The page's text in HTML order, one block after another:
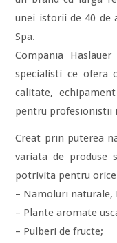
unei istorii de 40 de
Spa.
Compania
specialisti ce ofera
calitate,
pentru profesionistii
Creat prin puterea
variata de produse
potrivita pentru orice
– Namoluri naturale,
– Plante aromate
– Pulberi de fructe;